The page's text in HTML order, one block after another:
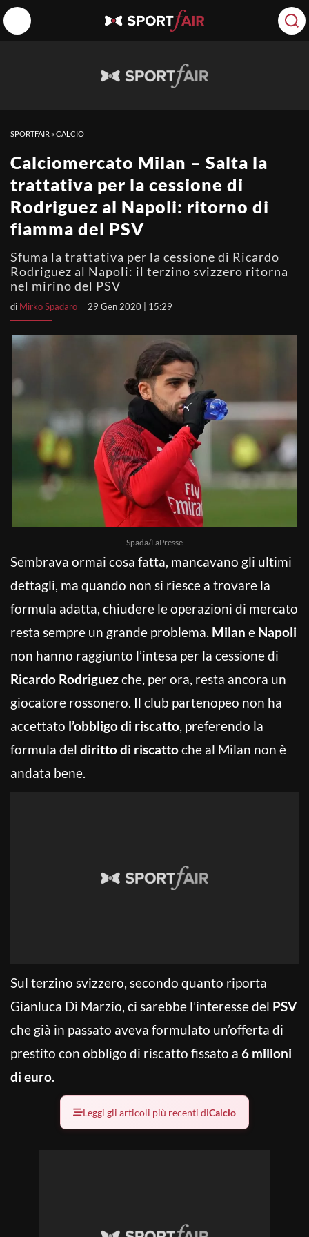
SPORTFAIR »CALCIO
Calciomercato Milan – Salta la
trattativa per la cessione di
Rodriguez al Napoli: ritorno di
fiamma del PSV
Sfuma la trattativa per la cessione di Ricardo
Rodriguez al Napoli: il terzino svizzero ritorna
nel mirino del PSV
di Mirko Spadaro 29 Gen 2020 | 15:29
Spada/LaPresse
Sembrava ormai cosa fatta, mancavano gli ultimi
dettagli, ma quando non si riesce a trovare la
formula adatta, chiudere le operazioni di mercato
resta sempre un grande problema. Milan e Napoli
non hanno raggiunto l’intesa per la cessione di
Ricardo Rodriguezche, per ora, resta ancora un
giocatore rossonero. Il club partenopeo non ha
accettato l’obbligo di riscatto, preferendo la
formula del diritto di riscattoche al Milan non è
andata bene.
Sul terzino svizzero, secondo quanto riporta
Gianluca Di Marzio, ci sarebbe l’interesse del PSV
che già in passato aveva formulato un’offerta di
prestito con obbligo di riscatto fissato a 6 milioni
di euro.
Leggi gli articoli più recenti diCalcio